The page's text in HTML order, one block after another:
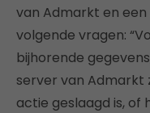
van Admarkt en een
volgende vragen:
bijhorende
server van Admarkt
actie geslaagd is, of